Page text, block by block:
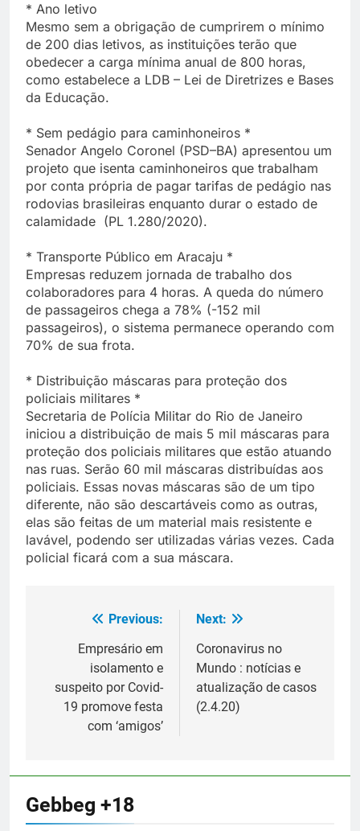
* Ano letivo
Mesmo sem a obrigação de cumprirem o mínimo
de 200 dias letivos, as instituições terão que
obedecer a carga mínima anual de 800 horas,
como estabelece a LDB – Lei de Diretrizes e Bases
da Educação.
* Sem pedágio para caminhoneiros *
Senador Angelo Coronel (PSD–BA) apresentou um
projeto que isenta caminhoneiros que trabalham
por conta própria de pagar tarifas de pedágio nas
rodovias brasileiras enquanto durar o estado de
calamidade (PL 1.280/2020).
* Transporte Público em Aracaju *
Empresas reduzem jornada de trabalho dos
colaboradores para 4 horas. A queda do número
de passageiros chega a 78% (-152 mil
passageiros), o sistema permanece operando com
70% de sua frota.
* Distribuição máscaras para proteção dos
policiais militares *
Secretaria de Polícia Militar do Rio de Janeiro
iniciou a distribuição de mais 5 mil máscaras para
proteção dos policiais militares que estão atuando
nas ruas. Serão 60 mil máscaras distribuídas aos
policiais. Essas novas máscaras são de um tipo
diferente, não são descartáveis como as outras,
elas são feitas de um material mais resistente e
lavável, podendo ser utilizadas várias vezes. Cada
policial ficará com a sua máscara.
Navegação
Post
Previous:
Empresário em
isolamento e
suspeito por Covid-
19 promove festa
com ‘amigos’
Next:
Coronavirus no
Mundo : notícias e
atualização de casos
(2.4.20)
Gebbeg +18